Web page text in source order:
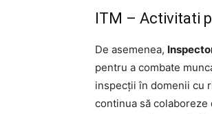
ITM – Activitati
De asemenea,
pentru a combate
inspecții în domenii cu
continua să